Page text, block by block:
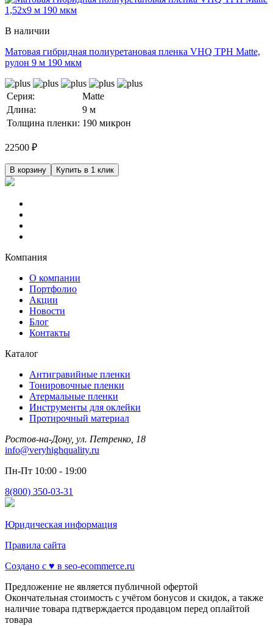
В наличии
Матовая гибридная полиуретановая пленка VHQ TPH Matte,
рулон 9 м 190 мкм
Серия:
Matte
Длина:
9 м
Толщина пленки: 190 микрон
22500 ₽
В корзину Купить в 1 клик
Компания
О компании
Портфолио
Акции
Новости
Блог
Контакты
Каталог
Антигравийные пленки
Тонировочные пленки
Атермальные пленки
Инструменты для оклейки
Протирочный материал
Ростов-на-Дону, ул. Петренко, 18
info@veryhighquality.ru
Пн-Пт 10:00 - 19:00
8(800) 350-03-31
Юридическая информация
Правила сайта
Создано с ♥️ в seo-ecommerce.ru
Предложение не является публичной офертой
Окончательная стоимость с учётом бонусов и скидок, а также
наличие товара пдтверждается продавцом перед оплайтой
товара